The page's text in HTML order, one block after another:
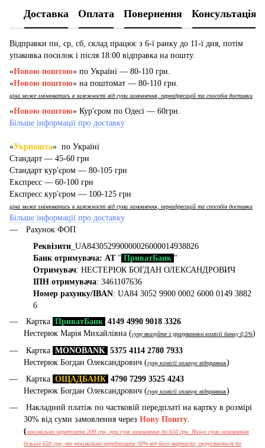
Доставка Оплата Повернення Консультація
Відправки пн, ср, сб, склад працює з 6-ї ранку до 11-ї дня, потім
упаковка посилок і після 18:00 відправка на пошту.
«Новою поштою» по Україні — 80-110 грн.
«Новою поштою» на поштомат — 80-110 грн.
ціна може змінюватись в залежності від суми замовлення, переадресацій та способів доставки
«Новою поштою» Кур'єром по Одесі — 60грн.
Більше інформації про доставку
«Укрпошта» по Україні
Стандарт — 45-60 грн
Стандарт кур'єром — 80-105 грн
Експресс — 60-100 грн
Експресс кур'єром — 100-125 грн
ціна може змінюватись в залежності від суми замовлення, переадресацій та способів доставки
Більше інформації про доставку
Рахунок ФОП
Реквізити _UA843052990000026000014938826
Банк отримувача: АТ" ПриватБанк "
Отримувач: НЕСТЕРЮК БОГДАН ОЛЕКСАНДРОВИЧ
ІПН отримувача: 3461107636
Номер рахунку/IBAN: UA84 3052 9900 0002 6000 0149 3882
6
Картка ПриватБанк 4149 4990 9018 3326
Нестерюк Марія Михайлівна (суму вказуйте з урахуванням комісії банку 0,5%)
Картка MONOBANK 5375 4114 2780 7933
Нестерюк Богдан Олександрович (суму комісії оплачує відправник)
Картка ОЩАДБАНК 4790 7299 3525 4243
Нестерюк Богдан Олександрович (суму комісії оплачує відправник)
Накладний платіж по частковій передплаті на картку в розмірі
30% від суми замовлення через Нову Пошту.
(мінімальна передплата 200 грн, при сумі замовлення до 650 грн. Якщо сума замовлення
більше 650 грн, то мінімальна передоплата 30% від його вартості, округлюється до